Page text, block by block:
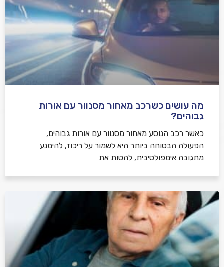
מה עושים כשרכב מאחור מסנוור עם אורות
גבוהים?
כאשר רכב הנוסע מאחור מסנוור עם אורות גבוהים,
הפעולה הבטוחה ביותר היא לשמור על ריכוז, להימנע
מתגובה אימפולסיבית, להטות את